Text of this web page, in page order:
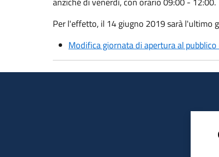
Per l'effetto, il 14 giugno 2019 sarà l'ultimo
Modifica giornata di apertura al pubblico